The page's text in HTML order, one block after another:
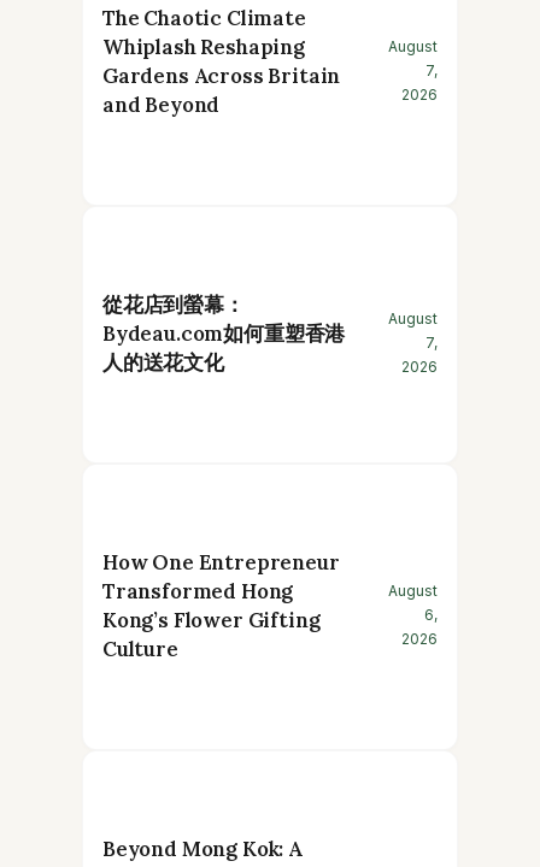
The Chaotic Climate
Whiplash Reshaping
Gardens Across Britain
and Beyond
August
7,
2026
從花店到螢幕：
Bydeau.com如何重塑香港
人的送花文化
August
7,
2026
How One Entrepreneur
Transformed Hong
Kong’s Flower Gifting
Culture
August
6,
2026
Beyond Mong Kok: A